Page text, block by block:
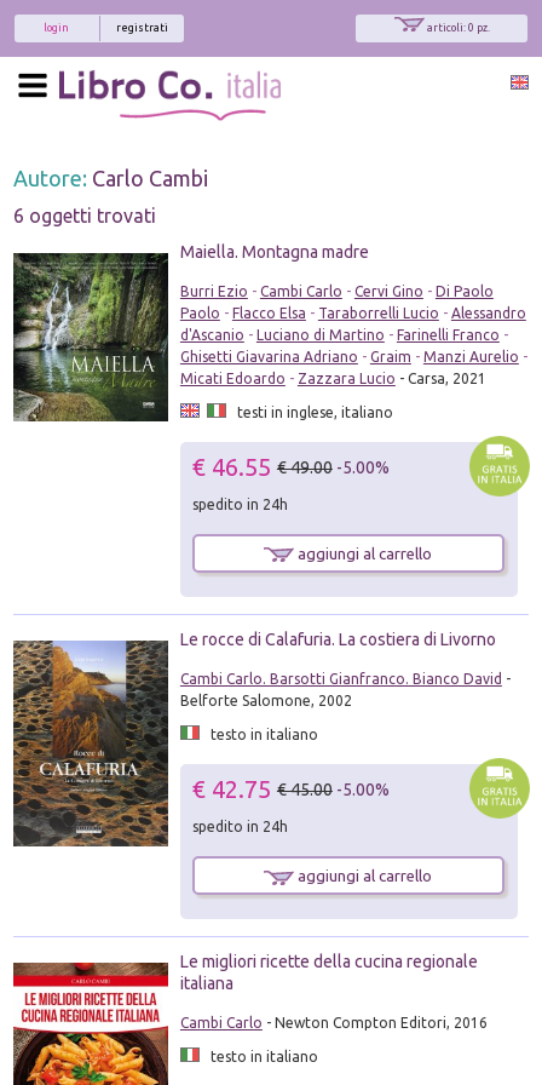
articoli: 0 pz.
registrati
login
Autore: Carlo Cambi
6 oggetti trovati
Maiella. Montagna madre
Burri Ezio - Cambi Carlo - Cervi Gino - Di Paolo
Paolo - Flacco Elsa - Taraborrelli Lucio - Alessandro
d'Ascanio - Luciano di Martino - Farinelli Franco -
Ghisetti Giavarina Adriano - Graim - Manzi Aurelio -
Micati Edoardo - Zazzara Lucio - Carsa, 2021
testi in inglese, italiano
€ 46.55 € 49.00 -5.00%
spedito in 24h
aggiungi al carrello
Le rocce di Calafuria. La costiera di Livorno
Cambi Carlo. Barsotti Gianfranco. Bianco David -
Belforte Salomone, 2002
testo in italiano
€ 42.75 € 45.00 -5.00%
spedito in 24h
aggiungi al carrello
Le migliori ricette della cucina regionale
italiana
Cambi Carlo - Newton Compton Editori, 2016
testo in italiano